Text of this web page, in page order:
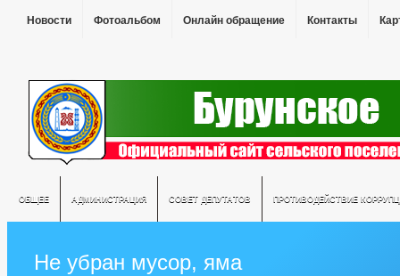
Новости Фотоальбом Онлайн обращение Контакты
ОБЩЕЕ АДМИНИСТРАЦИЯ СОВЕТ ДЕПУТАТОВ ПРОТИВОДЕЙСТВИЕ
Не убран мусор, яма